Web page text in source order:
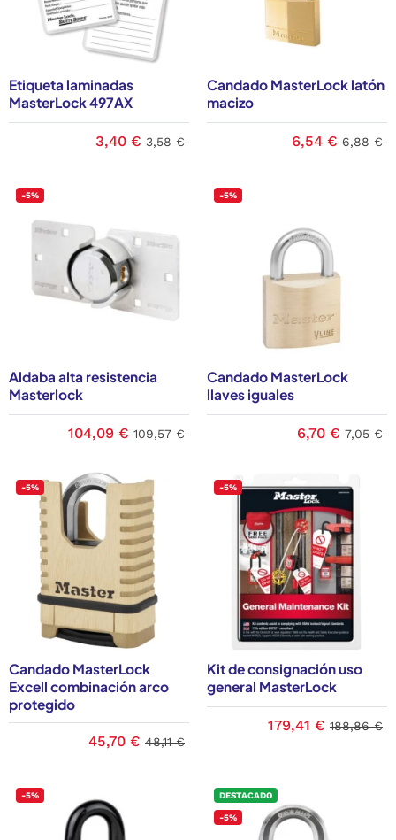
Etiqueta laminadas
MasterLock 497AX
3,40 € 3,58 €
Candado MasterLock latón
macizo
6,54 € 6,88 €
-5%
Aldaba alta resistencia
Masterlock
104,09 € 109,57 €
-5%
Candado MasterLock
llaves iguales
6,70 € 7,05 €
-5%
Candado MasterLock
Excell combinación arco
protegido
45,70 € 48,11 €
-5%
Kit de consignación uso
general MasterLock
179,41 € 188,86 €
-5% DESTACADO
-5%